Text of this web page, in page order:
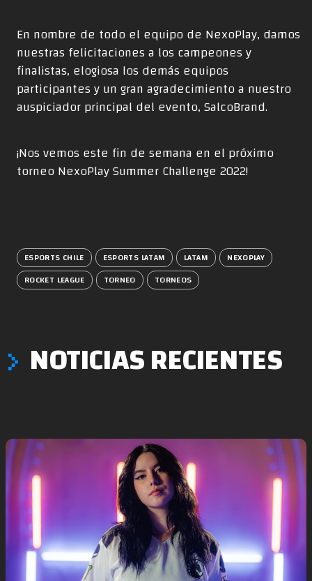
En nombre de todo el equipo de NexoPlay, damos
nuestras felicitaciones a los campeones y
finalistas, elogiosa los demás equipos
participantes y un gran agradecimiento a nuestro
auspiciador principal del evento, SalcoBrand.
¡Nos vemos este fin de semana en el próximo
torneo NexoPlay Summer Challenge 2022!
ESPORTS CHILE ESPORTS LATAM LATAM
NEXOPLAY
ROCKET LEAGUE
TORNEO TORNEOS
NOTICIAS RECIENTES